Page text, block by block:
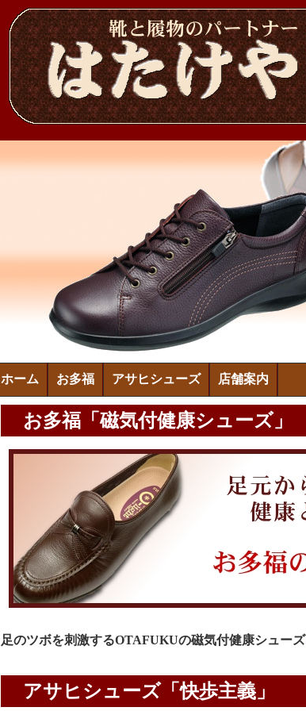
ホーム お多福 アサヒシューズ 店舗案内
お多福「磁気付健康シューズ」
足のツボを刺激するOTAFUKUの磁気付健康シューズ
アサヒシューズ「快歩主義」